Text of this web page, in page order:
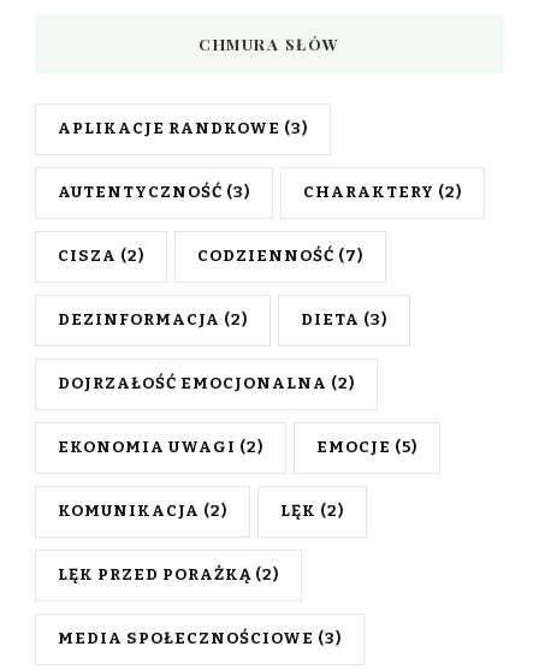
CHMURA SŁÓW
APLIKACJE RANDKOWE (3)
AUTENTYCZNOŚĆ (3) CHARAKTERY (2)
CISZA (2) CODZIENNOŚĆ (7)
DEZINFORMACJA (2) DIETA (3)
DOJRZAŁOŚĆ EMOCJONALNA (2)
EKONOMIA UWAGI (2) EMOCJE (5)
KOMUNIKACJA (2) LĘK (2)
LĘK PRZED PORAŻKĄ (2)
MEDIA SPOŁECZNOŚCIOWE (3)